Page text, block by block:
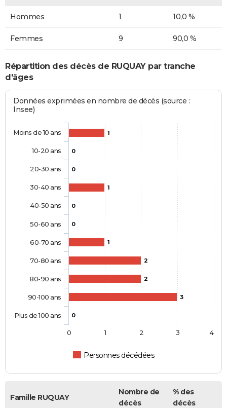
Hommes 1 10,0 %
Femmes 9 90,0 %
Répartition des décès de RUQUAY par tranche
d'âges
Données exprimées en nombre de décès (source :
Insee)
1
0
0
1
0
0
1
2
2
3
0
Personnes décédées
Moins de 10 ans
10-20 ans
20-30 ans
30-40 ans
40-50 ans
50-60 ans
60-70 ans
70-80 ans
80-90 ans
90-100 ans
Plus de 100 ans
0 1 2 3 4
Famille RUQUAY
Nombre de
décès
% des
décès